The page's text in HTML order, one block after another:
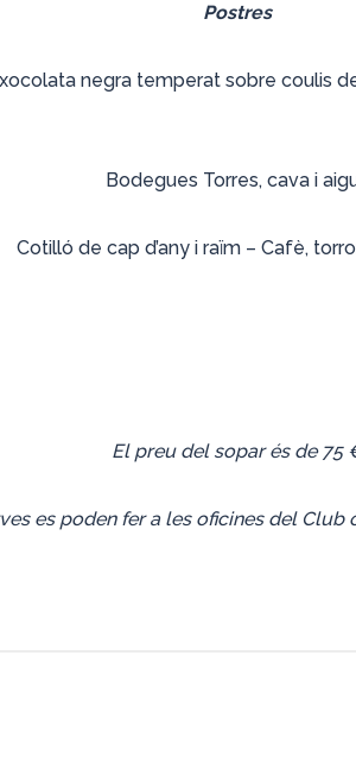
Postres
negra temperat sobre coulis
Bodegues Torres, cava i
Cotilló de cap d’any i raïm – Cafè,
El preu del sopar és de 75
es poden fer a les oficines del Club